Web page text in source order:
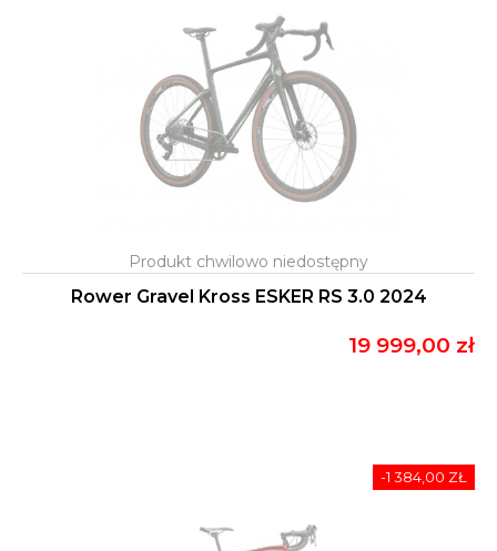
Rower Gravel Kross ESKER RS 3.0 2024
19 999,00 zł
-1 384,00 ZŁ